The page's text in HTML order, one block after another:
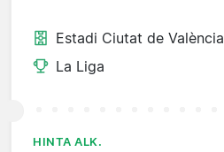
Estadi Ciutat de València
La Liga
HINTA ALK.